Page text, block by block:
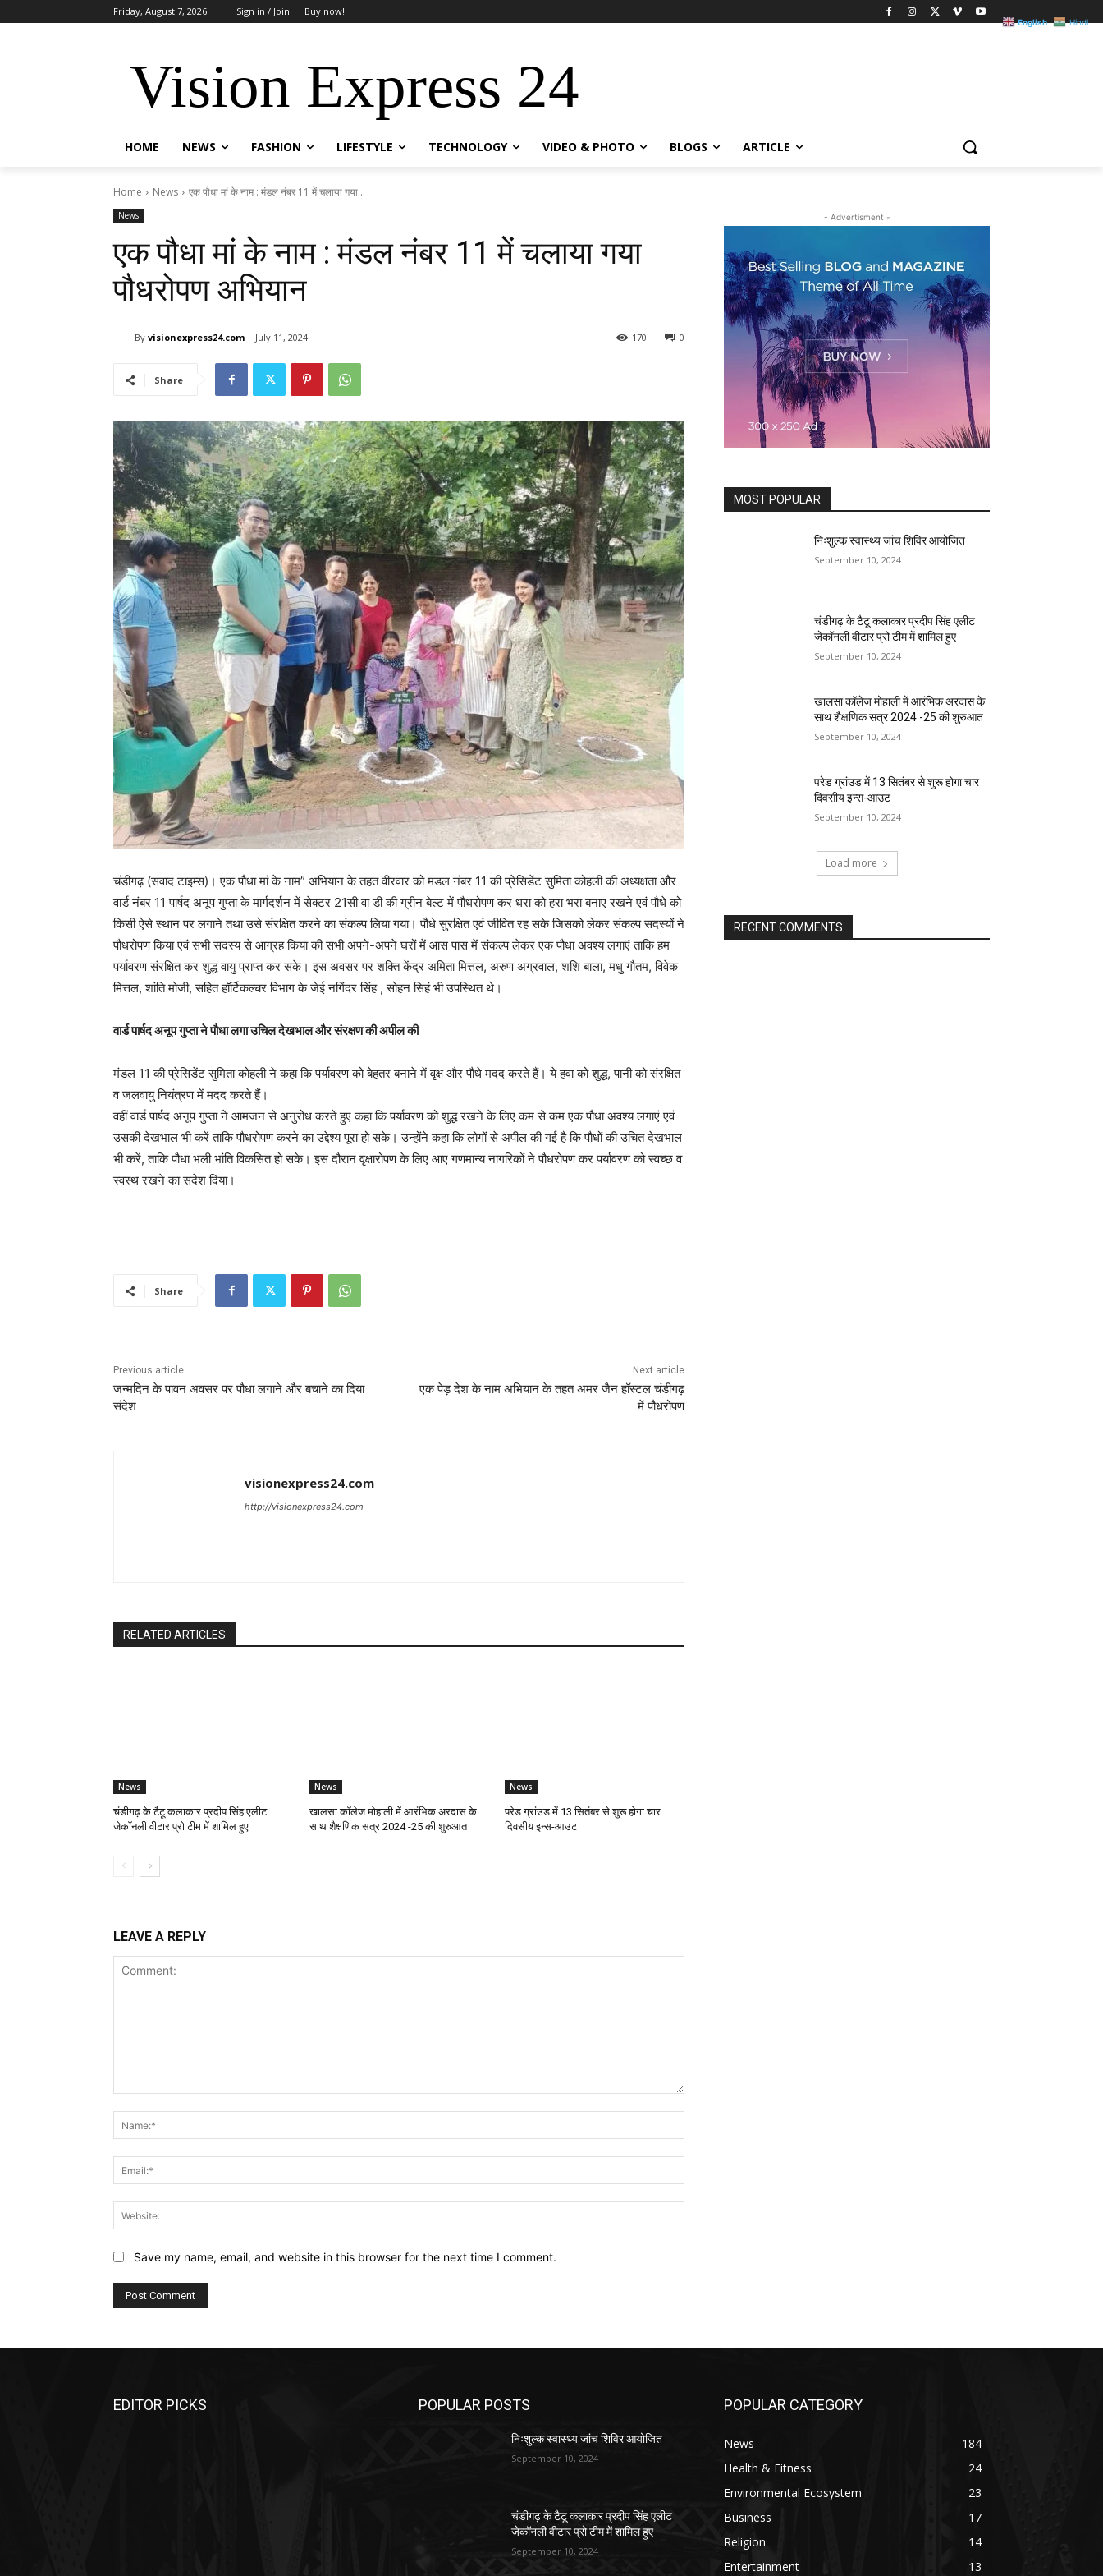
Friday, August 7, 2026 Sign in / Join Buy now!
Vision Express 24
HOME NEWS FASHION LIFESTYLE TECHNOLOGY VIDEO & PHOTO BLOGS ARTICLE
Home News एक पौधा मां के नाम : मंडल नंबर 11 में चलाया गया...
News
एक पौधा मां के नाम : मंडल नंबर 11 में चलाया गया
पौधरोपण अभियान
By visionexpress24.com July 11, 2024 0
170
Share
चंडीगढ़ (संवाद टाइम्स)। एक पौधा मां के नाम” अभियान के तहत वीरवार को मंडल नंबर 11 की प्रेसिडेंट सुमिता कोहली की अध्यक्षता और
वार्ड नंबर 11 पार्षद अनूप गुप्ता के मार्गदर्शन में सेक्टर 21सी वा डी की ग्रीन बेल्ट में पौधरोपण कर धरा को हरा भरा बनाए रखने एवं पौधे को
किसी ऐसे स्थान पर लगाने तथा उसे संरक्षित करने का संकल्प लिया गया। पौधे सुरक्षित एवं जीवित रह सके जिसको लेकर संकल्प सदस्यों ने
पौधरोपण किया एवं सभी सदस्य से आग्रह किया की सभी अपने-अपने घरों में आस पास में संकल्प लेकर एक पौधा अवश्य लगाएं ताकि हम
पर्यावरण संरक्षित कर शुद्ध वायु प्राप्त कर सके। इस अवसर पर शक्ति केंद्र अमिता मित्तल, अरुण अग्रवाल, शशि बाला, मधु गौतम, विवेक
मित्तल, शांति मोजी, सहित हॉर्टिकल्चर विभाग के जेई नगिंदर सिंह , सोहन सिहं भी उपस्थित थे।
वार्ड पार्षद अनूप गुप्ता ने पौधा लगा उचिल देखभाल और संरक्षण की अपील की
मंडल 11 की प्रेसिडेंट सुमिता कोहली ने कहा कि पर्यावरण को बेहतर बनाने में वृक्ष और पौधे मदद करते हैं। ये हवा को शुद्ध, पानी को संरक्षित
व जलवायु नियंत्रण में मदद करते हैं।
वहीं वार्ड पार्षद अनूप गुप्ता ने आमजन से अनुरोध करते हुए कहा कि पर्यावरण को शुद्ध रखने के लिए कम से कम एक पौधा अवश्य लगाएं एवं
उसकी देखभाल भी करें ताकि पौधरोपण करने का उद्देश्य पूरा हो सके। उन्होंने कहा कि लोगों से अपील की गई है कि पौधों की उचित देखभाल
भी करें, ताकि पौधा भली भांति विकसित हो सके। इस दौरान वृक्षारोपण के लिए आए गणमान्य नागरिकों ने पौधरोपण कर पर्यावरण को स्वच्छ व
स्वस्थ रखने का संदेश दिया।
Share
Previous article
जन्मदिन के पावन अवसर पर पौधा लगाने और बचाने का दिया
संदेश
Next article
एक पेड़ देश के नाम अभियान के तहत अमर जैन हॉस्टल चंडीगढ़
में पौधरोपण
visionexpress24.com
http://visionexpress24.com
RELATED ARTICLES
News
चंडीगढ़ के टैटू कलाकार प्रदीप सिंह एलीट
जेकॉनली वीटार प्रो टीम में शामिल हुए
News
खालसा कॉलेज मोहाली में आरंभिक अरदास के
साथ शैक्षणिक सत्र 2024 -25 की शुरुआत
News
परेड ग्रांउड में 13 सितंबर से शुरू होगा चार
दिवसीय इन्स-आउट
LEAVE A REPLY
Save my name, email, and website in this browser for the next time I comment.
- Advertisment -
MOST POPULAR
निःशुल्क स्वास्थ्य जांच शिविर आयोजित
September 10, 2024
चंडीगढ़ के टैटू कलाकार प्रदीप सिंह एलीट
जेकॉनली वीटार प्रो टीम में शामिल हुए
September 10, 2024
खालसा कॉलेज मोहाली में आरंभिक अरदास के
साथ शैक्षणिक सत्र 2024 -25 की शुरुआत
September 10, 2024
परेड ग्रांउड में 13 सितंबर से शुरू होगा चार
दिवसीय इन्स-आउट
September 10, 2024
Load more
RECENT COMMENTS
EDITOR PICKS POPULAR POSTS
निःशुल्क स्वास्थ्य जांच शिविर आयोजित
September 10, 2024
चंडीगढ़ के टैटू कलाकार प्रदीप सिंह एलीट
जेकॉनली वीटार प्रो टीम में शामिल हुए
September 10, 2024
POPULAR CATEGORY
News
184
Health & Fitness
24
Environmental Ecosystem
23
Business
17
Religion
14
Entertainment
13
English Hindi